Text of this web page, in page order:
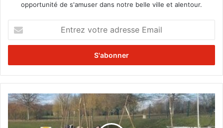
opportunité de s'amuser dans notre belle ville et alentour.
t
e
z
o
t
r
L
e